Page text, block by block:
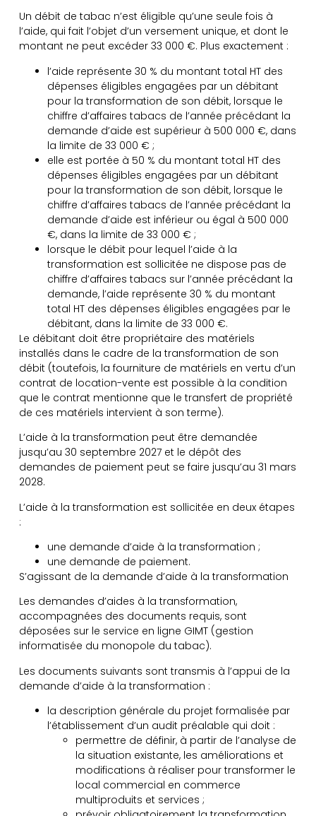
Un débit de tabac n’est éligible qu’une seule fois à
l’aide, qui fait l’objet d’un versement unique, et dont le
montant ne peut excéder 33 000 €. Plus exactement :
l’aide représente 30 % du montant total HT des
dépenses éligibles engagées par un débitant
pour la transformation de son débit, lorsque le
chiffre d’affaires tabacs de l’année précédant la
demande d’aide est supérieur à 500 000 €, dans
la limite de 33 000 € ;
elle est portée à 50 % du montant total HT des
dépenses éligibles engagées par un débitant
pour la transformation de son débit, lorsque le
chiffre d’affaires tabacs de l’année précédant la
demande d’aide est inférieur ou égal à 500 000
€, dans la limite de 33 000 € ;
lorsque le débit pour lequel l’aide à la
transformation est sollicitée ne dispose pas de
chiffre d’affaires tabacs sur l’année précédant la
demande, l’aide représente 30 % du montant
total HT des dépenses éligibles engagées par le
débitant, dans la limite de 33 000 €.
Le débitant doit être propriétaire des matériels
installés dans le cadre de la transformation de son
débit (toutefois, la fourniture de matériels en vertu d’un
contrat de location-vente est possible à la condition
que le contrat mentionne que le transfert de propriété
de ces matériels intervient à son terme).
L’aide à la transformation peut être demandée
jusqu’au 30 septembre 2027 et le dépôt des
demandes de paiement peut se faire jusqu’au 31 mars
2028.
L’aide à la transformation est sollicitée en deux étapes
:
une demande d’aide à la transformation ;
une demande de paiement.
S’agissant de la demande d’aide à la transformation
Les demandes d’aides à la transformation,
accompagnées des documents requis, sont
déposées sur le service en ligne GIMT (gestion
informatisée du monopole du tabac).
Les documents suivants sont transmis à l’appui de la
demande d’aide à la transformation :
la description générale du projet formalisée par
l’établissement d’un audit préalable qui doit :
permettre de définir, à partir de l’analyse de
la situation existante, les améliorations et
modifications à réaliser pour transformer le
local commercial en commerce
multiproduits et services ;